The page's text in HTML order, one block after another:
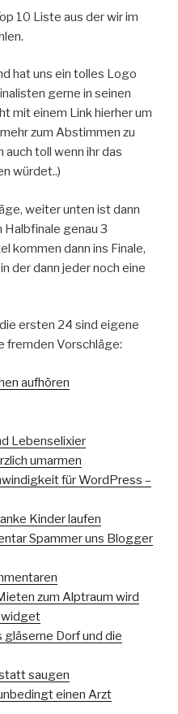
10 Liste aus der wir im
hat uns ein tolles Logo
gerne in seinen
mit einem Link hierher um
zum Abstimmen zu
auch toll wenn ihr das
würdet..)
weiter unten ist dann
Halbfinale genau 3
kommen dann ins Finale,
der dann jeder noch eine
ersten 24 sind eigene
fremden Vorschläge:
aufhören
Lebenselixier
umarmen
für WordPress –
Kinder laufen
Spammer uns Blogger
zum Alptraum wird
Dorf und die
saugen
einen Arzt